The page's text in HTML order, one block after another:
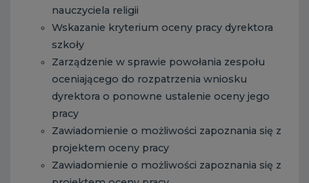
nauczyciela religii
Wskazanie kryterium oceny pracy dyrektora
szkoły
Zarządzenie w sprawie powołania zespołu
oceniającego do rozpatrzenia wniosku
dyrektora o ponowne ustalenie oceny jego
pracy
Zawiadomienie o możliwości zapoznania się z
projektem oceny pracy
Zawiadomienie o możliwości zapoznania się z